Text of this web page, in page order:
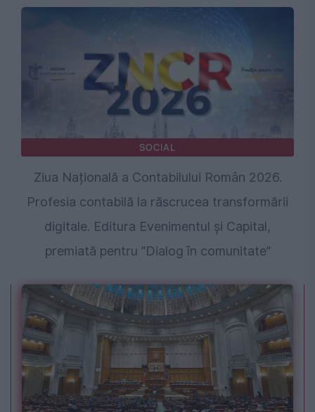
SOCIAL
Ziua Națională a Contabilului Român 2026.
Profesia contabilă la răscrucea transformării
digitale. Editura Evenimentul și Capital,
premiată pentru ”Dialog în comunitate”